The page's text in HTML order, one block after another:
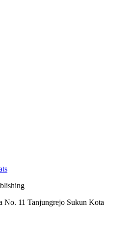
No. 11 Tanjungrejo Sukun Kota